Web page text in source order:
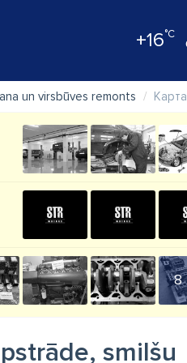
+16°C
un virsbūves remonts Карта
8
smilšu